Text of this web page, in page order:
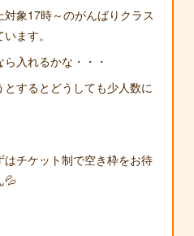
象17時～のがんばりクラス
ます。
入れるかな・・・
するとどうしても少人数に
チケット制で空き枠をお待
💦